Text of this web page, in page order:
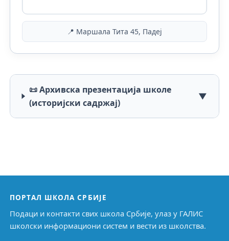
📍 Маршала Тита 45, Падеј
📜 Архивска презентација школе
(историјски садржај)
▼
ПОРТАЛ ШКОЛА СРБИЈЕ
Подаци и контакти свих школа Србије, улаз у ГАЛИС
школски информациони систем и вести из школства.